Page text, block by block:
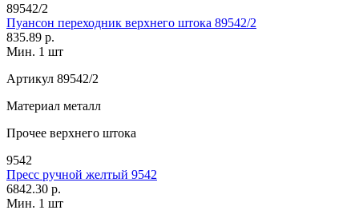
89542/2
Пуансон переходник верхнего штока 89542/2
835.89 р.
Мин. 1 шт
Артикул 89542/2
Материал металл
Прочее верхнего штока
9542
Пресс ручной желтый 9542
6842.30 р.
Мин. 1 шт